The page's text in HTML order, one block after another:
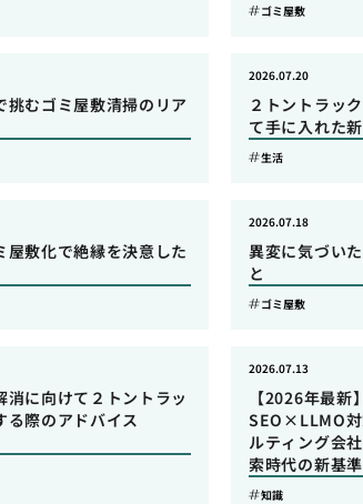
ゴミ屋敷
挑むゴミ屋敷清掃のリア
２トントラッ
て手に入れた
2026.07.20
生活
屋敷化で絶縁を決意した
異変に気づい
と
2026.07.18
ゴミ屋敷
消に向けて２トントラッ
る際のアドバイス
【2026年最新
SEO×LLMO対
ルティング会
索時代の新基準
2026.07.13
知識